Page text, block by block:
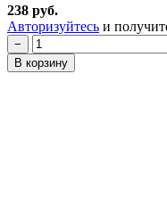
238 руб.
Авторизуйтесь и
−
В корзину